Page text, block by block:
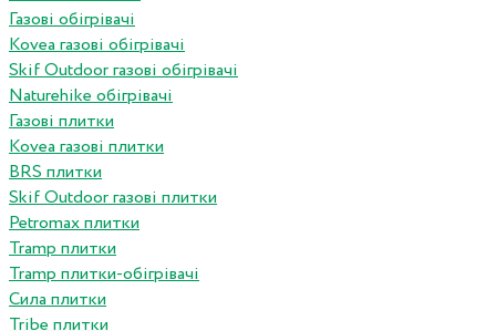
Газові обігрівачі
Kovea газові обігрівачі
Skif Outdoor газові обігрівачі
Naturehike обігрівачі
Газові плитки
Kovea газові плитки
BRS плитки
Skif Outdoor газові плитки
Petromax плитки
Tramp плитки
Tramp плитки-обігрівачі
Сила плитки
Tribe плитки